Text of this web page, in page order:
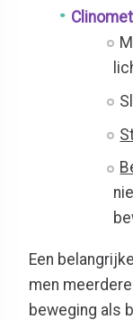
Een
men
beweging als